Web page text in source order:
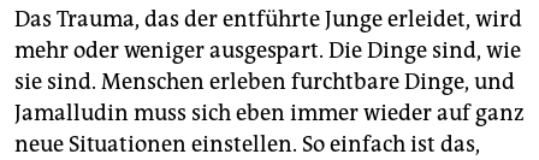
Das Trauma, das der entführte Junge erleidet, wird
mehr oder weniger ausgespart. Die Dinge sind, wie
sie sind. Menschen erleben furchtbare Dinge, und
Jamalludin muss sich eben immer wieder auf ganz
neue Situationen einstellen. So einfach ist das,